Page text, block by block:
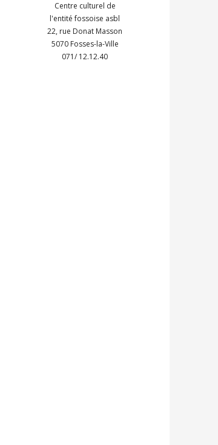
Centre culturel de
l'entité fossoise asbl
22, rue Donat Masson
5070 Fosses-la-Ville
071/ 12.12.40